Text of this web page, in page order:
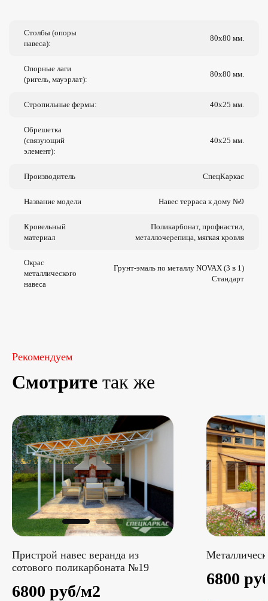
Столбы (опоры
навеса):
80х80 мм.
Опорные лаги
(ригель, мауэрлат):
80х80 мм.
Стропильные фермы: 40х25 мм.
Обрешетка
(связующий
элемент):
40х25 мм.
Производитель СпецКаркас
Название модели Навес терраса к дому №9
Кровельный
материал
Поликарбонат, профнастил,
металлочерепица, мягкая кровля
Окрас
металлического
навеса
Грунт-эмаль по металлу NOVAX (3 в 1)
Стандарт
Рекомендуем
Смотрите так же
Пристрой навес веранда из
сотового поликарбоната №19
6800 руб/м2
6800